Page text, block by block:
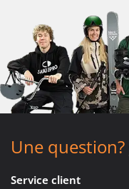
Une question?
Service client